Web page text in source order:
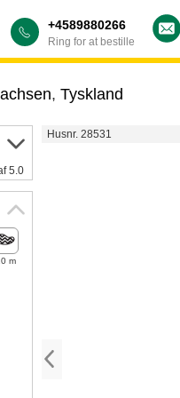
+4589880266
Ring for at bestille
, Tyskland
Husnr. 28531
5.0
m